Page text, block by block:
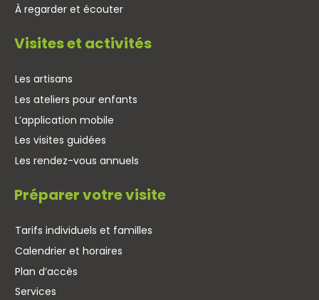
À regarder et écouter
Visites et activités
Les artisans
Les ateliers pour enfants
L’application mobile
Les visites guidées
Les rendez-vous annuels
Préparer votre visite
Tarifs individuels et familles
Calendrier et horaires
Plan d’accès
Services